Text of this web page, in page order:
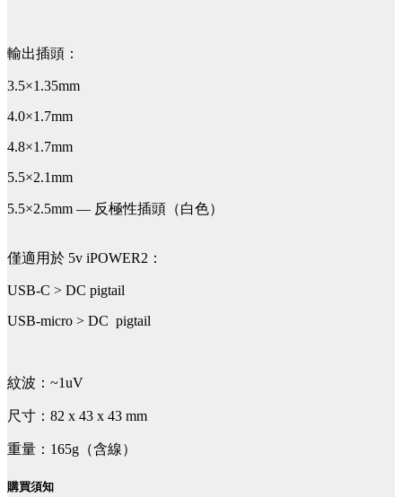
輸出插頭：
3.5×1.35mm
4.0×1.7mm
4.8×1.7mm
5.5×2.1mm
5.5×2.5mm — 反極性插頭（白色）
僅適用於 5v iPOWER2：
USB-C > DC pigtail
USB-micro > DC pigtail
紋波：~1uV
尺寸：82 x 43 x 43 mm
重量：165g（含線）
購買須知